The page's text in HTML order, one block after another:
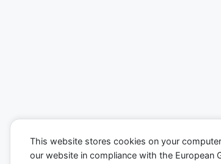
This website stores cookies on your
our website in compliance with the European